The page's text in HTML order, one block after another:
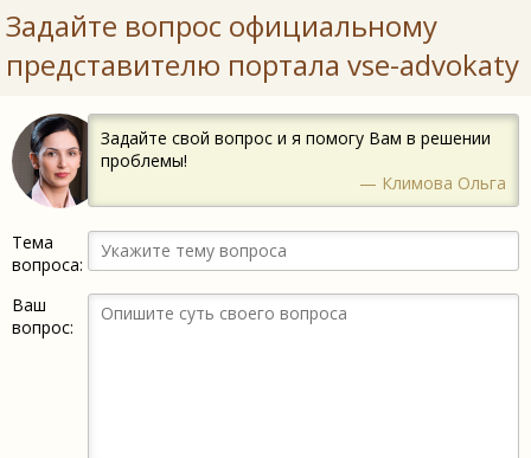
Задайте вопрос официальному
представителю портала vse-advokaty
Задайте свой вопрос и я помогу Вам в решении
проблемы!
— Климова Ольга
Тема
вопроса:
Ваш
вопрос: